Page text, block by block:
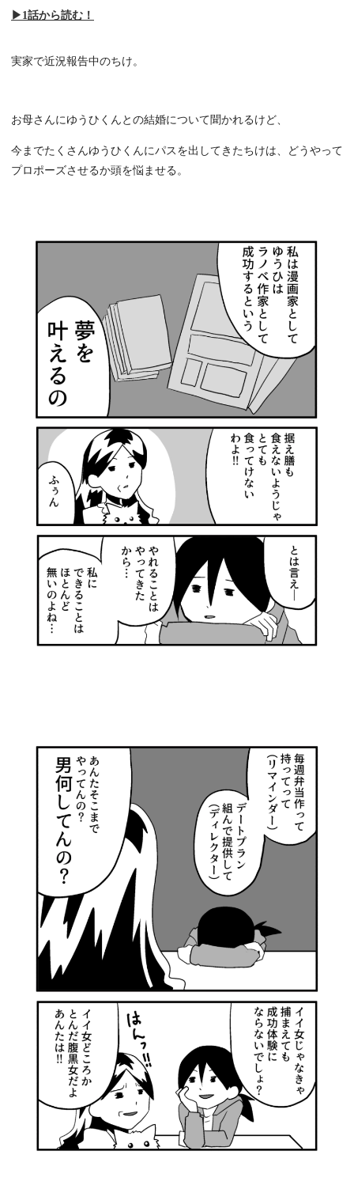
▶︎1話から読む！
実家で近況報告中のちけ。
お母さんにゆうひくんとの結婚について聞かれるけど、
今までたくさんゆうひくんにパスを出してきたちけは、どうやって
プロポーズさせるか頭を悩ませる。